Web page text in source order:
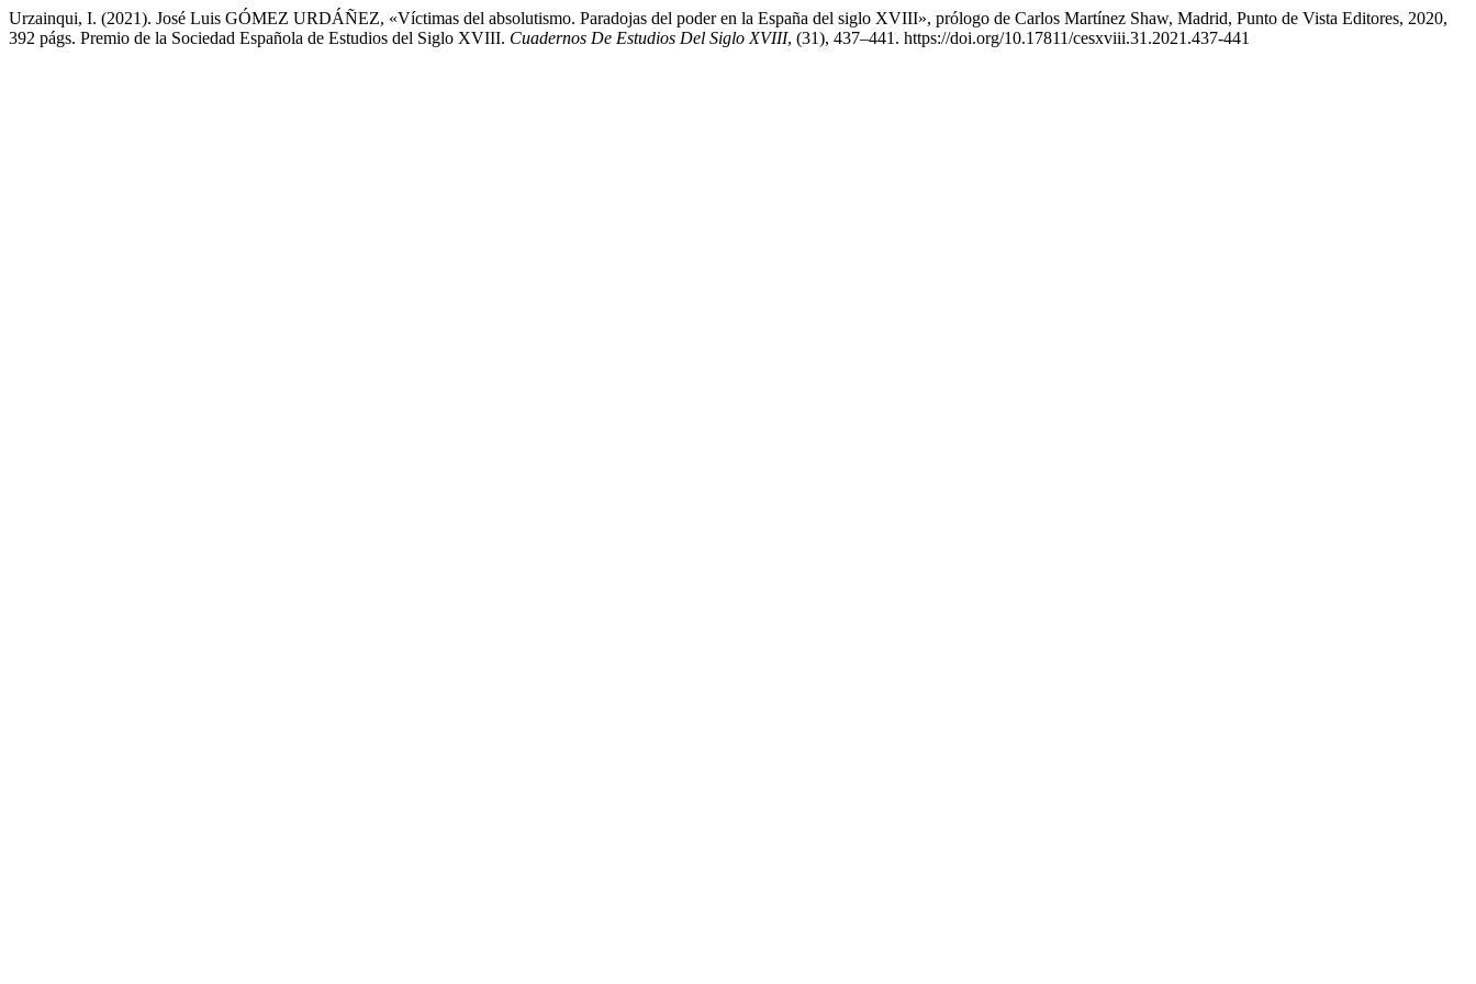
Urzainqui, I. (2021). José Luis GÓMEZ URDÁÑEZ, «Víctimas del absolutismo. Paradojas del poder en la España del siglo XVIII», prólogo de Carlos Martínez Shaw, Madrid, Punto de Vista Editores, 2020,
392 págs. Premio de la Sociedad Española de Estudios del Siglo XVIII. Cuadernos De Estudios Del Siglo XVIII, (31), 437–441. https://doi.org/10.17811/cesxviii.31.2021.437-441